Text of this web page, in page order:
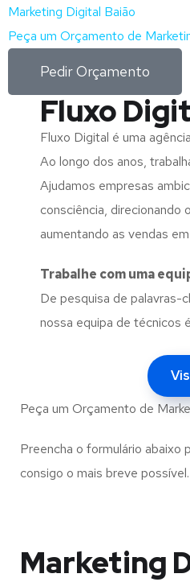
Marketing Digital Baião
Peça um Orçamento de
Pedir Orçamento
Fluxo
Fluxo Digital é uma
Ao longo dos anos,
Ajudamos empresas
consciência,
aumentando as vendas
Trabalhe com uma
De pesquisa de palavras-
nossa equipa de técnicos
Peça um Orçamento de
Preencha o formulário
consigo o mais breve possível.
Marketing